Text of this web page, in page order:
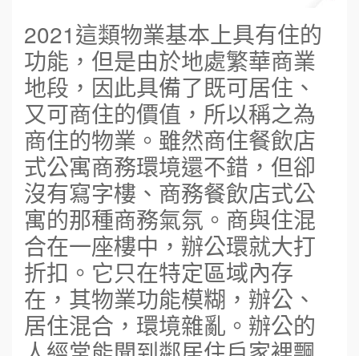
2021這類物業基本上具有住的
功能，但是由於地處繁華商業
地段，因此具備了既可居住、
又可商住的價值，所以稱之為
商住的物業。雖然商住餐飲店
式公寓商務環境還不錯，但卻
沒有寫字樓、商務餐飲店式公
寓的那種商務氣氛。商與住混
合在一座樓中，辦公環就大打
折扣。它只在特定區域內存
在，其物業功能模糊，辦公、
居住混合，環境雜亂。辦公的